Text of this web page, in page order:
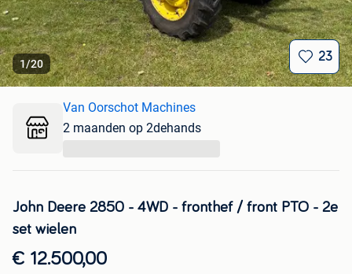
1/20
23
John Deere 2850 - 4WD - fronthef / front PTO - 2e
set wielen
€ 12.500,00
Van Oorschot Machines
2 maanden op 2dehands